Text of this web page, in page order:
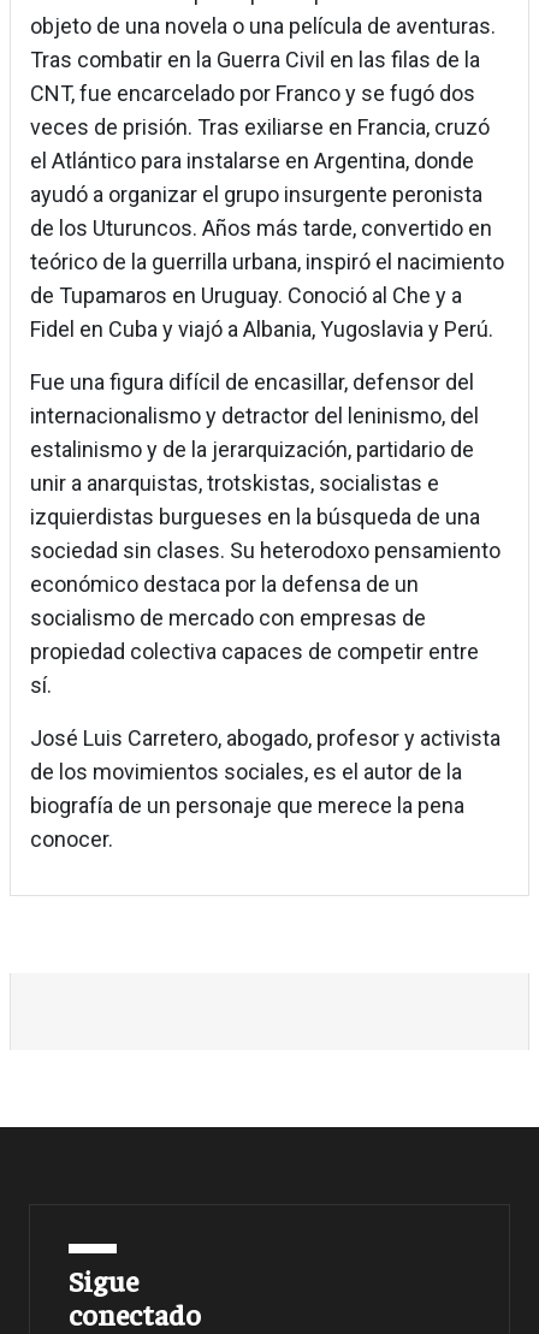
objeto de una novela o una película de aventuras.
Tras combatir en la Guerra Civil en las filas de la
CNT, fue encarcelado por Franco y se fugó dos
veces de prisión. Tras exiliarse en Francia, cruzó
el Atlántico para instalarse en Argentina, donde
ayudó a organizar el grupo insurgente peronista
de los Uturuncos. Años más tarde, convertido en
teórico de la guerrilla urbana, inspiró el nacimiento
de Tupamaros en Uruguay. Conoció al Che y a
Fidel en Cuba y viajó a Albania, Yugoslavia y Perú.
Fue una figura difícil de encasillar, defensor del
internacionalismo y detractor del leninismo, del
estalinismo y de la jerarquización, partidario de
unir a anarquistas, trotskistas, socialistas e
izquierdistas burgueses en la búsqueda de una
sociedad sin clases. Su heterodoxo pensamiento
económico destaca por la defensa de un
socialismo de mercado con empresas de
propiedad colectiva capaces de competir entre
sí.
José Luis Carretero, abogado, profesor y activista
de los movimientos sociales, es el autor de la
biografía de un personaje que merece la pena
conocer.
Sigue
conectado